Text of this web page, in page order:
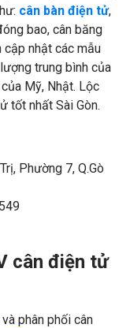
cân bàn điện tử,
bao, cân băng
cập nhật các mẫu
trung bình của
Mỹ, Nhật. Lộc
tốt nhất Sài Gòn.
Phường 7, Q.Gò
cân điện tử
phân phối cân